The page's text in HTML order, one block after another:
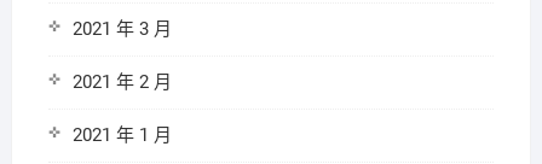
2021 年 3 月
2021 年 2 月
2021 年 1 月